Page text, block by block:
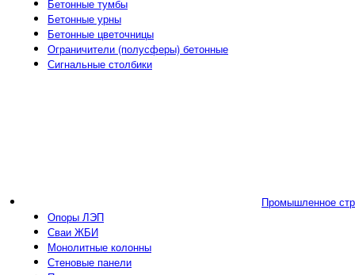
Бетонные тумбы
Бетонные урны
Бетонные цветочницы
Ограничители (полусферы) бетонные
Сигнальные столбики
Промышленное
Опоры ЛЭП
Сваи ЖБИ
Монолитные колонны
Стеновые панели